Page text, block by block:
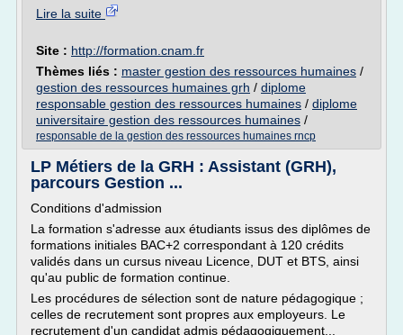
Lire la suite
Site : http://formation.cnam.fr
Thèmes liés : master gestion des ressources humaines /
gestion des ressources humaines grh / diplome
responsable gestion des ressources humaines / diplome
universitaire gestion des ressources humaines /
responsable de la gestion des ressources humaines rncp
LP Métiers de la GRH : Assistant (GRH),
parcours Gestion ...
Conditions d'admission
La formation s'adresse aux étudiants issus des diplômes de
formations initiales BAC+2 correspondant à 120 crédits
validés dans un cursus niveau Licence, DUT et BTS, ainsi
qu'au public de formation continue.
Les procédures de sélection sont de nature pédagogique ;
celles de recrutement sont propres aux employeurs. Le
recrutement d'un candidat admis pédagogiquement...